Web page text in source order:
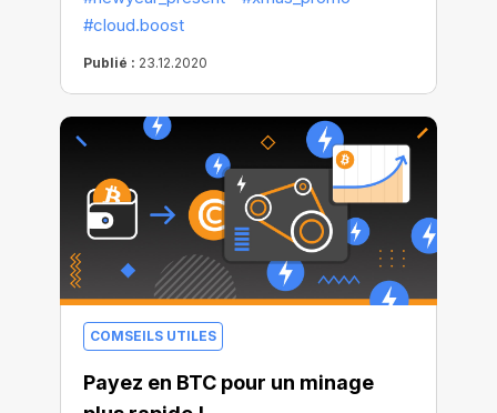
#cloud.boost
Publié : 23.12.2020
COMSEILS UTILES
Payez en BTC pour un minage